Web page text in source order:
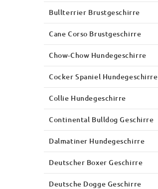
Bullterrier Brustgeschirre
Cane Corso Brustgeschirre
Chow-Chow Hundegeschirre
Cocker Spaniel Hundegeschirre
Collie Hundegeschirre
Continental Bulldog Geschirre
Dalmatiner Hundegeschirre
Deutscher Boxer Geschirre
Deutsche Dogge Geschirre